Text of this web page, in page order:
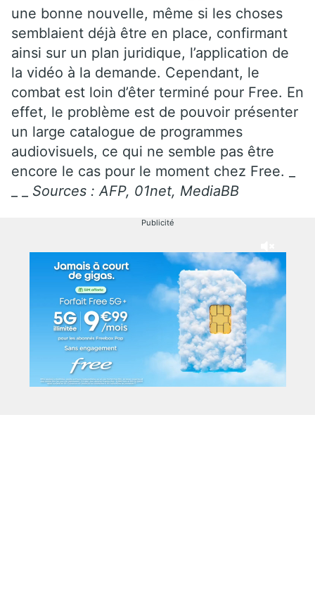
une bonne nouvelle, même si les choses
semblaient déjà être en place, confirmant
ainsi sur un plan juridique, l’application de
la vidéo à la demande. Cependant, le
combat est loin d’êter terminé pour Free. En
effet, le problème est de pouvoir présenter
un large catalogue de programmes
audiovisuels, ce qui ne semble pas être
encore le cas pour le moment chez Free. _
Sources : AFP, 01net, MediaBB
Publicité